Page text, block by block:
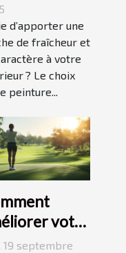
pour
espace ?
d’apporter une
de fraîcheur et
à votre
? Le choix
peinture...
votre
avec des
19 septembre